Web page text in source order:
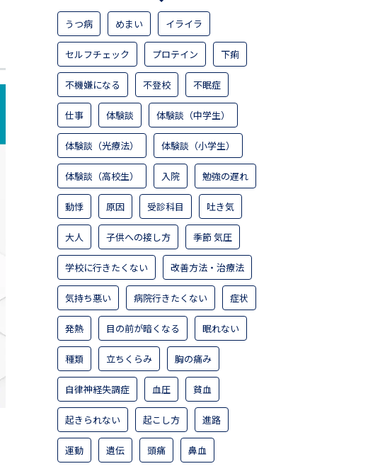
うつ病 めまい イライラ
セルフチェック プロテイン 下痢
不機嫌になる 不登校 不眠症
仕事 体験談 体験談（中学生）
体験談（光療法） 体験談（小学生）
体験談（高校生） 入院 勉強の遅れ
動悸 原因 受診科目 吐き気
大人 子供への接し方 季節 気圧
学校に行きたくない 改善方法・治療法
気持ち悪い 病院行きたくない 症状
発熱 目の前が暗くなる 眠れない
種類 立ちくらみ 胸の痛み
自律神経失調症 血圧 貧血
起きられない 起こし方 進路
運動 遺伝 頭痛 鼻血